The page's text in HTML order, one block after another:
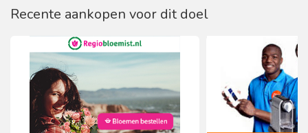
Recente aankopen voor dit doel